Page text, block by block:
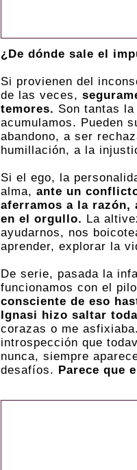
¿De dónde sale el
Si provienen del
de las veces,
temores. Son tantas
acumulamos. Pueden
abandono, a ser
humillación, a la
Si el ego, la
alma, ante un
aferramos a la razón,
en el orgullo. La
ayudarnos, nos
aprender, explorar la
De serie, pasada la
funcionamos con el
consciente de eso
Ignasi hizo saltar
corazas o me
introspección que
nunca, siempre
desafíos. Parece que